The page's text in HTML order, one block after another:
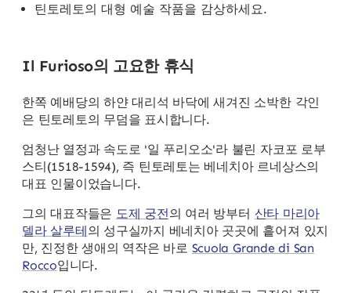
틴토레토의 대형 예술 작품을 감상하세요.
Il Furioso의 고요한 휴식
한쪽 예배당의 하얀 대리석 바닥에 새겨진 소박한 각인
은 틴토레토의 무덤을 표시합니다.
엄청난 열정과 속도로 '일 푸리오소'라 불린 자코포 로부
스티(1518-1594), 즉 틴토레토는 베네치아 르네상스의
대표 인물이었습니다.
그의 대표작들은 도제 궁전의 여러 방부터 산타 마리아
델라 살루테의 성구실까지 베네치아 곳곳에 흩어져 있지
만, 진정한 생애의 역작은 바로 Scuola Grande di San
Rocco입니다.